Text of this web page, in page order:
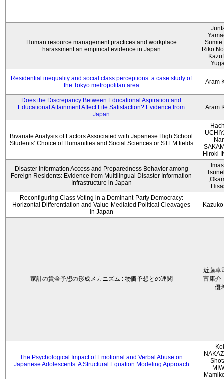
Human resource management practices and workplace
harassment:an empirical evidence in Japan
Sumie
Riko
Residential inequality and social class perceptions: a case study of
the Tokyo metropolitan area
Aram
Does the Discrepancy Between Educational Aspiration and
Educational Attainment Affect Life Satisfaction? Evidence from
Japan
Aram
Bivariate Analysis of Factors Associated with Japanese High School
Students’ Choice of Humanities and Social Sciences or STEM fields
Hiroki
Disaster Information Access and Preparedness Behavior among
Foreign Residents: Evidence from Multilingual Disaster Information
Infrastructure in Japan
Reconfiguring Class Voting in a Dominant-Party Democracy:
Horizontal Differentiation and Value-Mediated Political Cleavages
in Japan
家計の賃金予想の形成メカニズム : 物価予想との連関
近藤卓
富康介
優
The Psychological Impact of Emotional and Verbal Abuse on
Japanese Adolescents: A Structural Equation Modeling Approach